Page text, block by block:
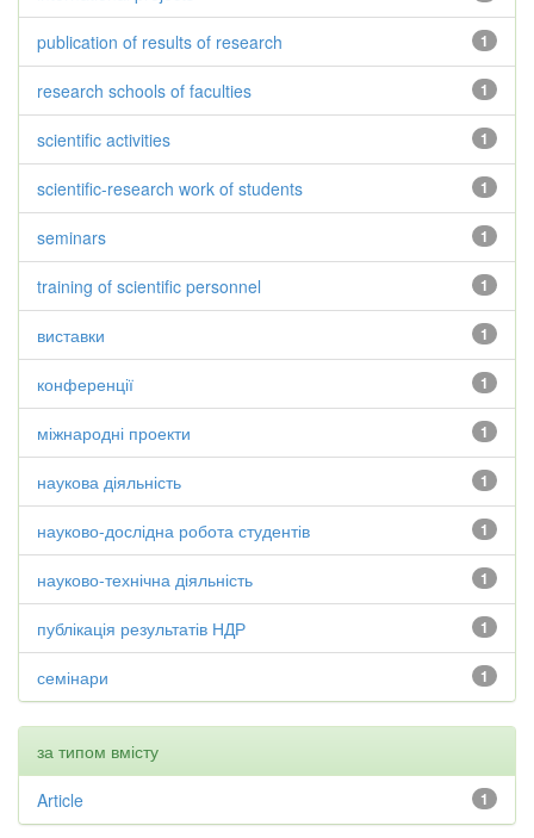
1
publication of results of research
1
research schools of faculties
1
scientific activities
1
scientific-research work of students
1
seminars
1
training of scientific personnel
1
виставки
1
конференції
1
міжнародні проекти
1
наукова діяльність
1
науково-дослідна робота студентів
1
науково-технічна діяльність
1
публікація результатів НДР
1
семінари
за типом вмісту
1
Article